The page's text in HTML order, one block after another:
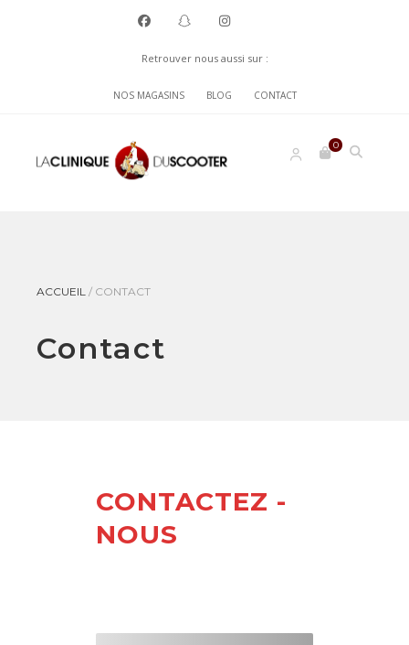
Retrouver nous aussi sur :
NOS MAGASINS BLOG CONTACT
0
ACCUEIL / CONTACT
Contact
CONTACTEZ -
NOUS